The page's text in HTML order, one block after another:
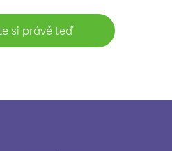
si právě teď